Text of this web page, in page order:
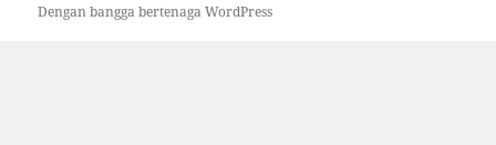
Dengan bangga bertenaga WordPress